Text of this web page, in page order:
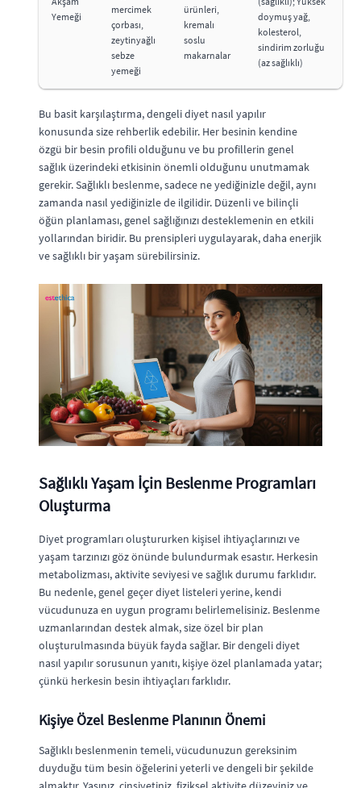
Yemeği
mercimek
çorbası,
zeytinyağlı
sebze
yemeği
ürünleri,
kremalı
soslu
makarnalar
doymuş yağ,
kolesterol,
sindirim zorluğu
(az sağlıklı)
Bu basit karşılaştırma, dengeli diyet nasıl yapılır
konusunda size rehberlik edebilir. Her besinin kendine
özgü bir besin profili olduğunu ve bu profillerin genel
sağlık üzerindeki etkisinin önemli olduğunu unutmamak
gerekir. Sağlıklı beslenme, sadece ne yediğinizle değil, aynı
zamanda nasıl yediğinizle de ilgilidir. Düzenli ve bilinçli
öğün planlaması, genel sağlığınızı desteklemenin en etkili
yollarından biridir. Bu prensipleri uygulayarak, daha enerjik
ve sağlıklı bir yaşam sürebilirsiniz.
Sağlıklı Yaşam İçin Beslenme Programları
Oluşturma
Diyet programları oluştururken kişisel ihtiyaçlarınızı ve
yaşam tarzınızı göz önünde bulundurmak esastır. Herkesin
metabolizması, aktivite seviyesi ve sağlık durumu farklıdır.
Bu nedenle, genel geçer diyet listeleri yerine, kendi
vücudunuza en uygun programı belirlemelisiniz. Beslenme
uzmanlarından destek almak, size özel bir plan
oluşturulmasında büyük fayda sağlar. Bir dengeli diyet
nasıl yapılır sorusunun yanıtı, kişiye özel planlamada yatar;
çünkü herkesin besin ihtiyaçları farklıdır.
Kişiye Özel Beslenme Planının Önemi
Sağlıklı beslenmenin temeli, vücudunuzun gereksinim
duyduğu tüm besin öğelerini yeterli ve dengeli bir şekilde